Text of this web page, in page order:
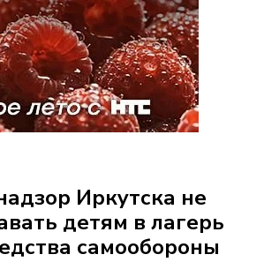
Иркутска не
детям в лагерь
самообороны